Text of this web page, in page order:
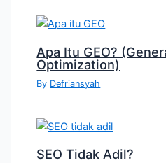
Apa Itu GEO?
Optimization)
By Defriansyah
SEO Tidak Adil?